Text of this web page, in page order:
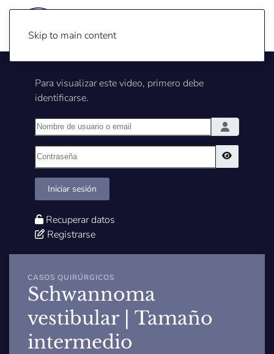
Skip to main content
Para visualizar este video, primero debe
identificarse.
Nombre de usuario o email
Contraseña
Iniciar sesión
Recuperar datos
Registrarse
CASOS QUIRÚRGICOS
Schwannoma
vestibular | Tamaño
intermedio